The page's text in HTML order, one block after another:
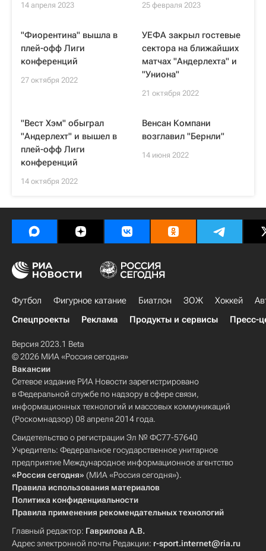
14 апреля 2023 25 февраля 2023
"Фиорентина" вышла в
плей-офф Лиги
конференций
27 октября 2022
УЕФА закрыл гостевые
сектора на ближайших
матчах "Андерлехта" и
"Униона"
21 октября 2022
"Вест Хэм" обыграл
"Андерлехт" и вышел в
плей-офф Лиги
конференций
14 октября 2022
Венсан Компани
возглавил "Бернли"
14 июня 2022
Футбол Фигурное катание Биатлон ЗОЖ Хоккей
Спецпроекты
Реклама Продукты и сервисы Пресс-
Версия 2023.1 Beta
© 2026 МИА «Россия сегодня»
Вакансии
Сетевое издание РИА Новости зарегистрировано
в Федеральной службе по надзору в сфере связи,
информационных технологий и массовых коммуникаций
(Роскомнадзор) 08 апреля 2014 года.
Свидетельство о регистрации Эл № ФС77-57640
Учредитель: Федеральное государственное унитарное
предприятие Международное информационное агентство
«Россия сегодня» (МИА «Россия сегодня»).
Правила использования материалов
Политика конфиденциальности
Правила применения рекомендательных технологий
Главный редактор: Гаврилова А.В.
Адрес электронной почты Редакции: r-sport.internet@ria.ru